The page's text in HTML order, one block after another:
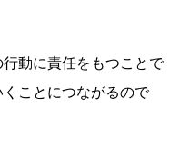
動に責任をもつことで
ことにつながるので